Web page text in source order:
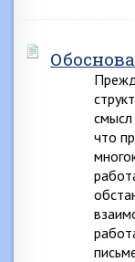
смысл
что